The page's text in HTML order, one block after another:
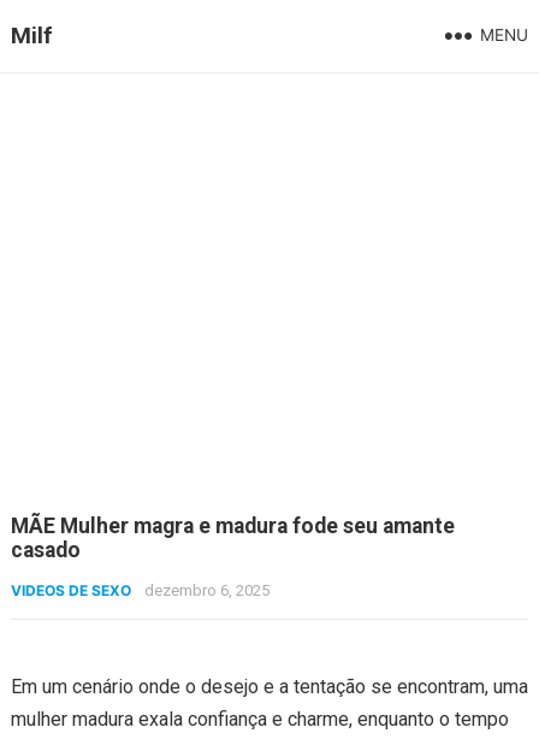
Milf MENU
MÃE Mulher magra e madura fode seu amante
casado
VIDEOS DE SEXO dezembro 6, 2025
Em um cenário onde o desejo e a tentação se encontram, uma
mulher madura exala confiança e charme, enquanto o tempo